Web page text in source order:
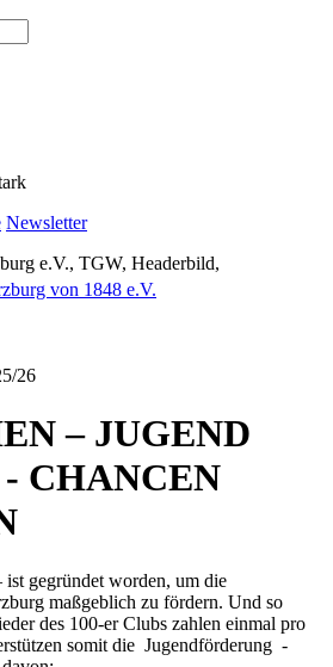
Newsletter
von 1848 e.V.
26
– JUGEND
CHANCEN
gegründet worden, um die
maßgeblich zu fördern. Und so
des 100-er Clubs zahlen einmal pro
somit die Jugendförderung -